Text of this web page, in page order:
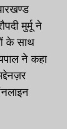
मुर्मू ने
के साथ
ने कहा